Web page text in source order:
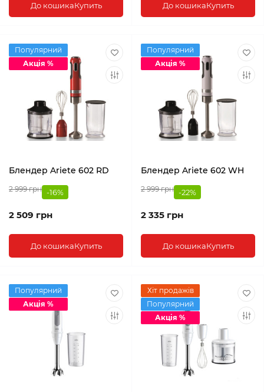
До кошикаКупить До кошикаКупить
Популярний
Акція %
Блендер Ariete 602 RD
2 999 грн -16%
2 509 грн
До кошикаКупить
Популярний
Акція %
Блендер Ariete 602 WH
2 999 грн -22%
2 335 грн
До кошикаКупить
Популярний
Акція %
Хіт продажів
Популярний
Акція %